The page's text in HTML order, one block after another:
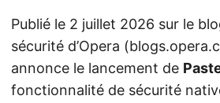
Publié le 2 juillet 2026 sur le
sécurité d’Opera
annonce le lancement de
fonctionnalité de sécurité